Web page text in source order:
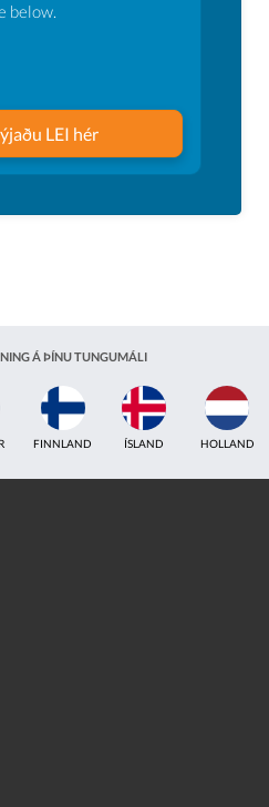
below.
LEI hér
Á ÞÍNU TUNGUMÁLI
INDLAND EISTLAND ÁSTRALÍA